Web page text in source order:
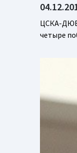
ЦСКА-
четыре